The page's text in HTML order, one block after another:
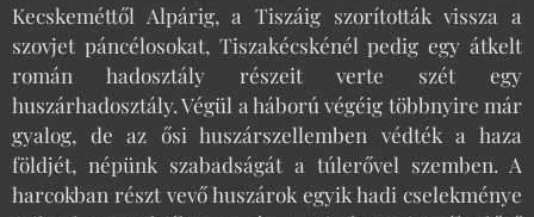
Kecskeméttől Alpárig, a Tiszáig szorították vissza a
szovjet páncélosokat, Tiszakécskénél pedig egy átkelt
román hadosztály részeit verte szét egy
huszárhadosztály. Végül a háború végéig többnyire már
gyalog, de az ősi huszárszellemben védték a haza
földjét, népünk szabadságát a túlerővel szemben. A
harcokban részt vevő huszárok egyik hadi cselekménye